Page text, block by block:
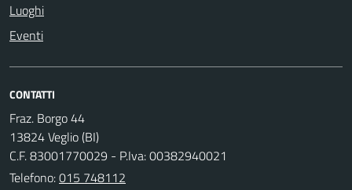
Luoghi
Eventi
CONTATTI
Fraz. Borgo 44
13824 Veglio (BI)
C.F. 83001770029 - P.Iva: 00382940021
Telefono:015 748112